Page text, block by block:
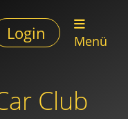
Login Menü
Club